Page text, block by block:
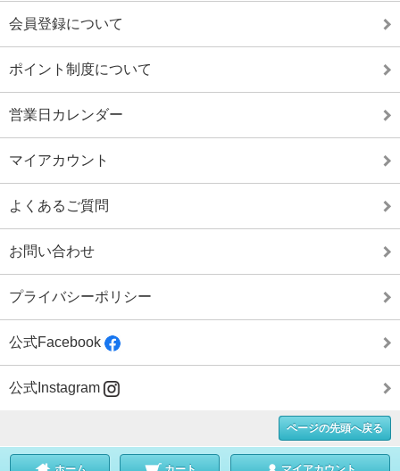
会員登録について
ポイント制度について
営業日カレンダー
マイアカウント
よくあるご質問
お問い合わせ
プライバシーポリシー
公式Facebook
公式Instagram
ページの先頭へ戻る